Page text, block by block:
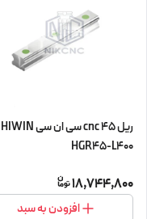
HGR45-L400
18,744,800
افزودن به سبد